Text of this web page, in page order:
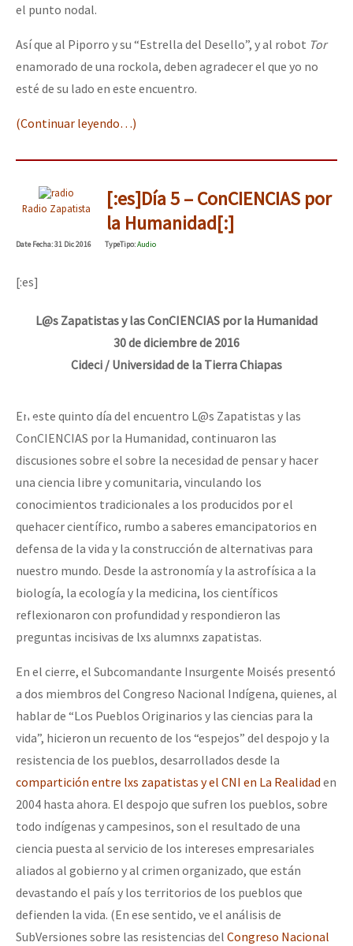
el punto nodal.
Así que al Piporro y su “Estrella del Desello”, y al robot Tor
enamorado de una rockola, deben agradecer el que yo no
esté de su lado en este encuentro.
(Continuar leyendo…)
Radio Zapatista
[:es]Día 5 – ConCIENCIAS por
la Humanidad[:]
DateFecha: 31 Dic 2016 TypeTipo:Audio
[:es]
L@s Zapatistas y las ConCIENCIAS por la Humanidad
30 de diciembre de 2016
Cideci / Universidad de la Tierra Chiapas
En este quinto día del encuentro L@s Zapatistas y las
ConCIENCIAS por la Humanidad, continuaron las
discusiones sobre el sobre la necesidad de pensar y hacer
una ciencia libre y comunitaria, vinculando los
conocimientos tradicionales a los producidos por el
quehacer científico, rumbo a saberes emancipatorios en
defensa de la vida y la construcción de alternativas para
nuestro mundo. Desde la astronomía y la astrofísica a la
biología, la ecología y la medicina, los científicos
reflexionaron con profundidad y respondieron las
preguntas incisivas de lxs alumnxs zapatistas.
En el cierre, el Subcomandante Insurgente Moisés presentó
a dos miembros del Congreso Nacional Indígena, quienes, al
hablar de “Los Pueblos Originarios y las ciencias para la
vida”, hicieron un recuento de los “espejos” del despojo y la
resistencia de los pueblos, desarrollados desde la
compartición entre lxs zapatistas y el CNI en La Realidad en
2004 hasta ahora. El despojo que sufren los pueblos, sobre
todo indígenas y campesinos, son el resultado de una
ciencia puesta al servicio de los intereses empresariales
aliados al gobierno y al crimen organizado, que están
devastando el país y los territorios de los pueblos que
defienden la vida. (En ese sentido, ve el análisis de
SubVersiones sobre las resistencias del Congreso Nacional